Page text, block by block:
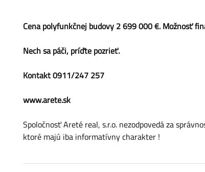
Cena polyfunkčnej budovy 2 699 000 €. Možnosť
Nech sa páči, príďte pozrieť.
Kontakt 0911/247 257
www.arete.sk
Spoločnosť Areté real, s.r.o. nezodpovedá za
ktoré majú iba informatívny charakter !